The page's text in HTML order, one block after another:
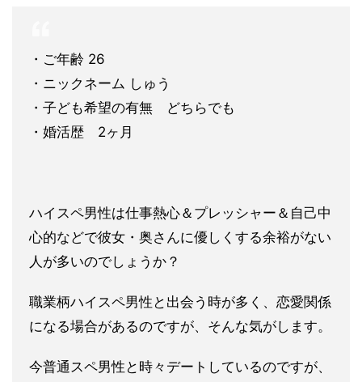
・ご年齢 26
・ニックネーム しゅう
・子ども希望の有無 どちらでも
・婚活歴 2ヶ月
ハイスペ男性は仕事熱心＆プレッシャー＆自己中
心的などで彼女・ 奥さんに優しくする余裕がない
人が多いのでしょうか？
職業柄ハイスペ男性と出会う時が多く、恋愛関係
になる場合があるのですが、そんな気がします。
今普通スペ男性と時々デートしているのですが、